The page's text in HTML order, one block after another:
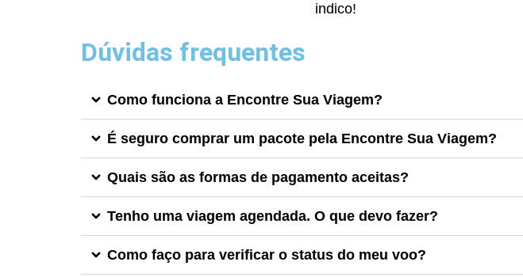
indico!
Dúvidas frequentes
Como funciona a Encontre Sua Viagem?
É seguro comprar um pacote pela Encontre Sua Viagem?
Quais são as formas de pagamento aceitas?
Tenho uma viagem agendada. O que devo fazer?
Como faço para verificar o status do meu voo?